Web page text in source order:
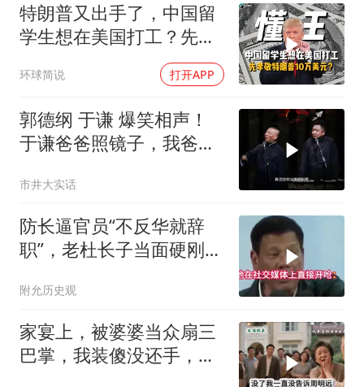
特朗普又出手了，中国留
学生想在美国打工？先孝
敬他10万美元再说
环球简说 打开APP
郭德纲 于谦 爆笑相声！
于谦爸爸照镜子，我爸爸
了
市井大实话
防长逼官员“不反华就辞
职”，老杜长子当面硬刚：
附允历史观
家宴上，被婆婆当众扇三
巴掌，我装傻没还手，悄